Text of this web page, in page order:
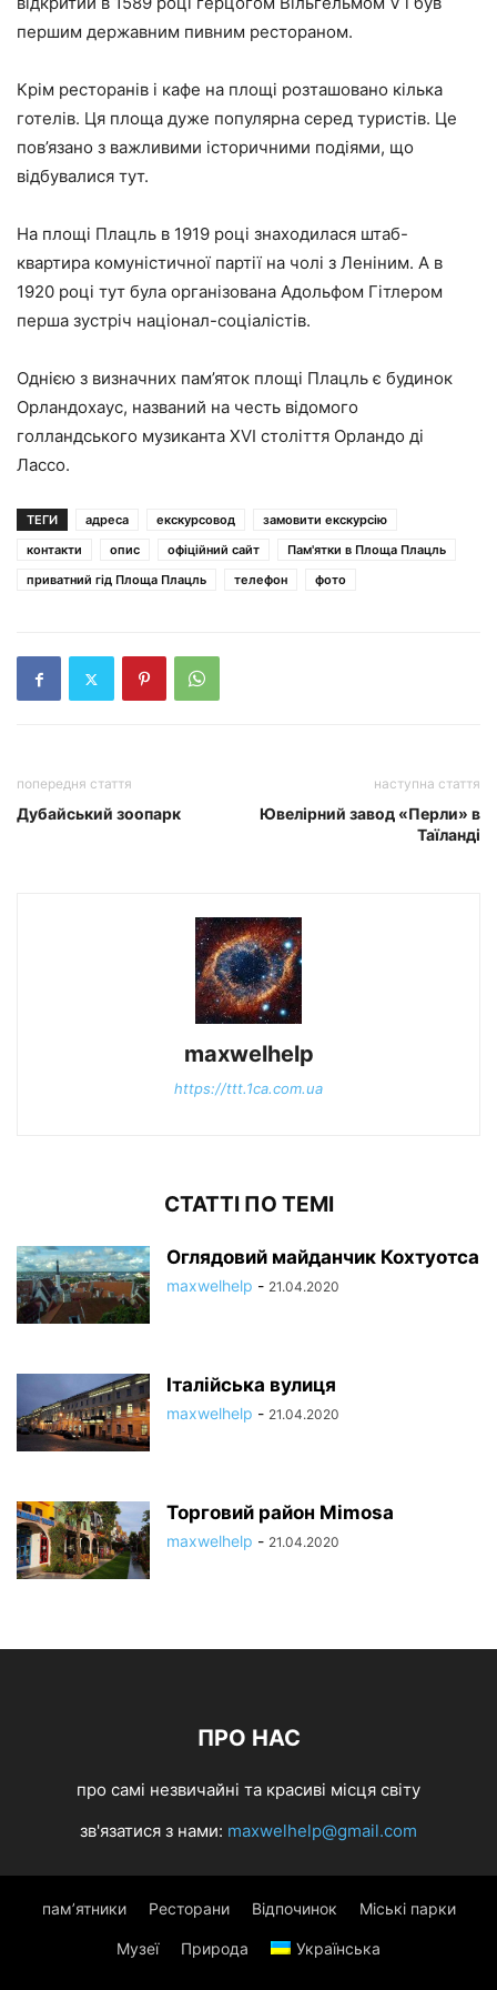
першим державним пивним рестораном.
Крім ресторанів і кафе на площі розташовано кілька
готелів. Ця площа дуже популярна серед туристів. Це
пов’язано з важливими історичними подіями, що
відбувалися тут.
На площі Плацль в 1919 році знаходилася штаб-
квартира комуністичної партії на чолі з Леніним. А в
1920 році тут була організована Адольфом Гітлером
перша зустріч націонал-соціалістів.
Однією з визначних пам’яток площі Плацль є будинок
Орландохаус, названий на честь відомого
голландського музиканта XVI століття Орландо ді
Лассо.
ТЕГИ адреса екскурсовод
замовити екскурсію
контакти
опис офіційний сайт
Пам'ятки в Площа Плацль
приватний гід Площа Плацль
телефон фото
попередня стаття
Дубайський зоопарк
наступна стаття
Ювелірний завод «Перли» в
Таїланді
maxwelhelp
https://ttt.1ca.com.ua
СТАТТІ ПО ТЕМІ
Оглядовий майданчик Кохтуотса
maxwelhelp - 21.04.2020
Італійська вулиця
maxwelhelp - 21.04.2020
Торговий район Mimosa
maxwelhelp - 21.04.2020
ПРО НАС
про самі незвичайні та красиві місця світу
зв'язатися з нами: maxwelhelp@gmail.com
пам’ятники Ресторани Відпочинок Міські парки
Музеї Природа Українська